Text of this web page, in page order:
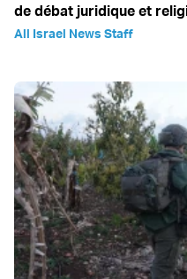
de débat juridique et
All Israel News Staff